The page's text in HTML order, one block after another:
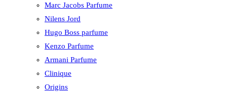
Marc Jacobs Parfume
Nilens Jord
Hugo Boss parfume
Kenzo Parfume
Armani Parfume
Clinique
Origins